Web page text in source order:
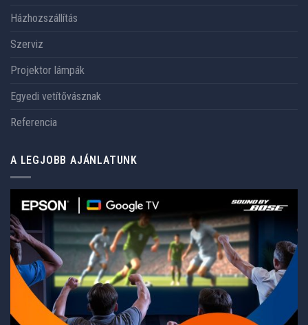
Házhozszállítás
Szerviz
Projektor lámpák
Egyedi vetítővásznak
Referencia
A LEGJOBB AJÁNLATUNK